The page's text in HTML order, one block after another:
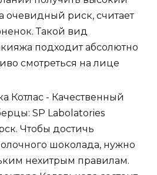
очевидный риск, считает
Такой вид
подходит абсолютно
смотреться на лице
Котлас - Качественный
SP Labolatories
Чтобы достичь
шоколада, нужно
нехитрым правилам.